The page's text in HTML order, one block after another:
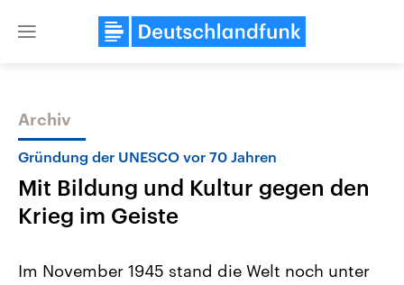
Close
Themen
Archiv
Gründung der UNESCO vor 70 Jahren
Mit Bildung und Kultur gegen den
Krieg im Geiste
Im November 1945 stand die Welt noch unter